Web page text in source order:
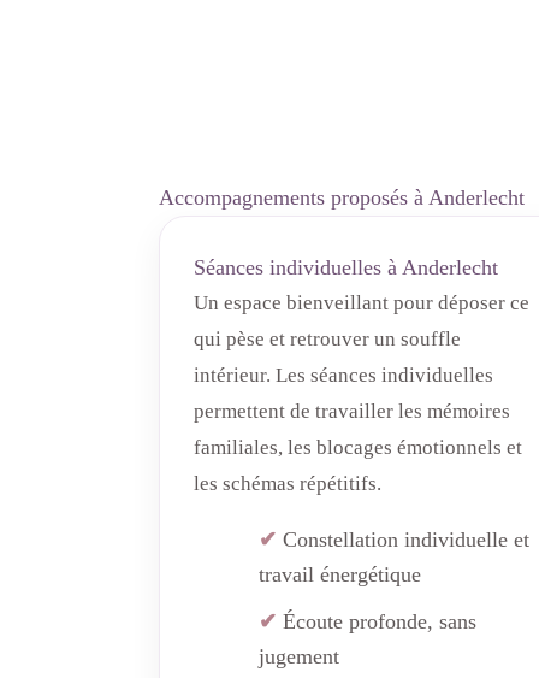
Accompagnements proposés à Anderlecht
Séances individuelles à Anderlecht
Un espace bienveillant pour déposer ce
qui pèse et retrouver un souffle
intérieur. Les séances individuelles
permettent de travailler les mémoires
familiales, les blocages émotionnels et
les schémas répétitifs.
Constellation individuelle et
travail énergétique
Écoute profonde, sans
jugement